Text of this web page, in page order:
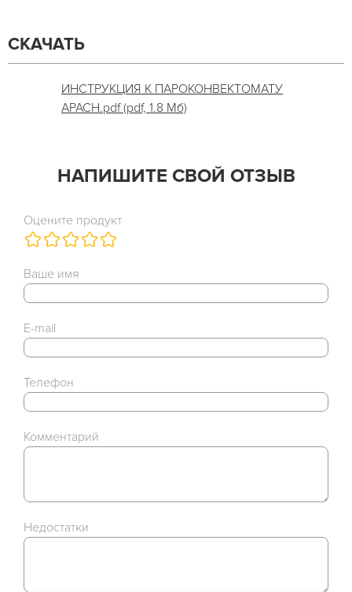
СКАЧАТЬ
ИНСТРУКЦИЯ К ПАРОКОНВЕКТОМАТУ
APACH.pdf (pdf, 1.8 Мб)
НАПИШИТЕ СВОЙ ОТЗЫВ
Оцените продукт
Ваше имя
E-mail
Телефон
Комментарий
Недостатки